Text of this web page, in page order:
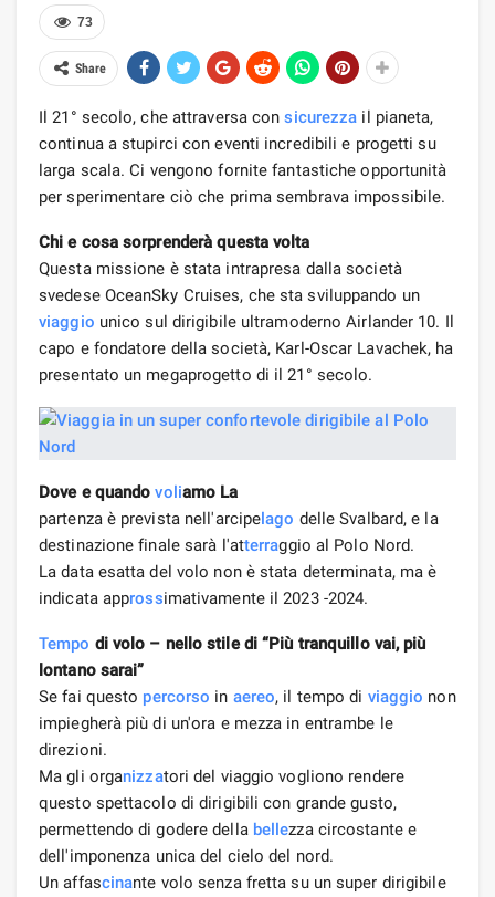
73
Share
Il 21° secolo, che attraversa consicurezza il pianeta,
continua a stupirci con eventi incredibili e progetti su
larga scala. Ci vengono fornite fantastiche opportunità
per sperimentare ciò che prima sembrava impossibile.
Chi e cosa sorprenderà questa volta
Questa missione è stata intrapresa dalla società
svedese OceanSky Cruises, che sta sviluppando un
viaggio unico sul dirigibile ultramoderno Airlander 10. Il
capo e fondatore della società, Karl-Oscar Lavachek, ha
presentato un megaprogetto di il 21° secolo.
Dove e quandovoliamo La
partenza è prevista nell'arcipelago delle Svalbard, e la
destinazione finale sarà l'atterraggio al Polo Nord.
La data esatta del volo non è stata determinata, ma è
indicata approssimativamente il 2023 -2024.
Tempo di volo – nello stile di “Più tranquillo vai, più
lontano sarai”
Se fai questo percorso in aereo, il tempo di viaggio non
impiegherà più di un'ora e mezza in entrambe le
direzioni.
Ma gli organizzatori del viaggio vogliono rendere
questo spettacolo di dirigibili con grande gusto,
permettendo di godere della bellezza circostante e
dell'imponenza unica del cielo del nord.
Un affascinante volo senza fretta su un super dirigibile